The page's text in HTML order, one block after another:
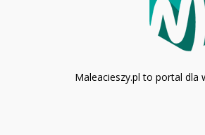
Maleacieszy.pl to portal